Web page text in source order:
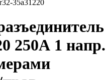
35a31220
250А 1 напр.